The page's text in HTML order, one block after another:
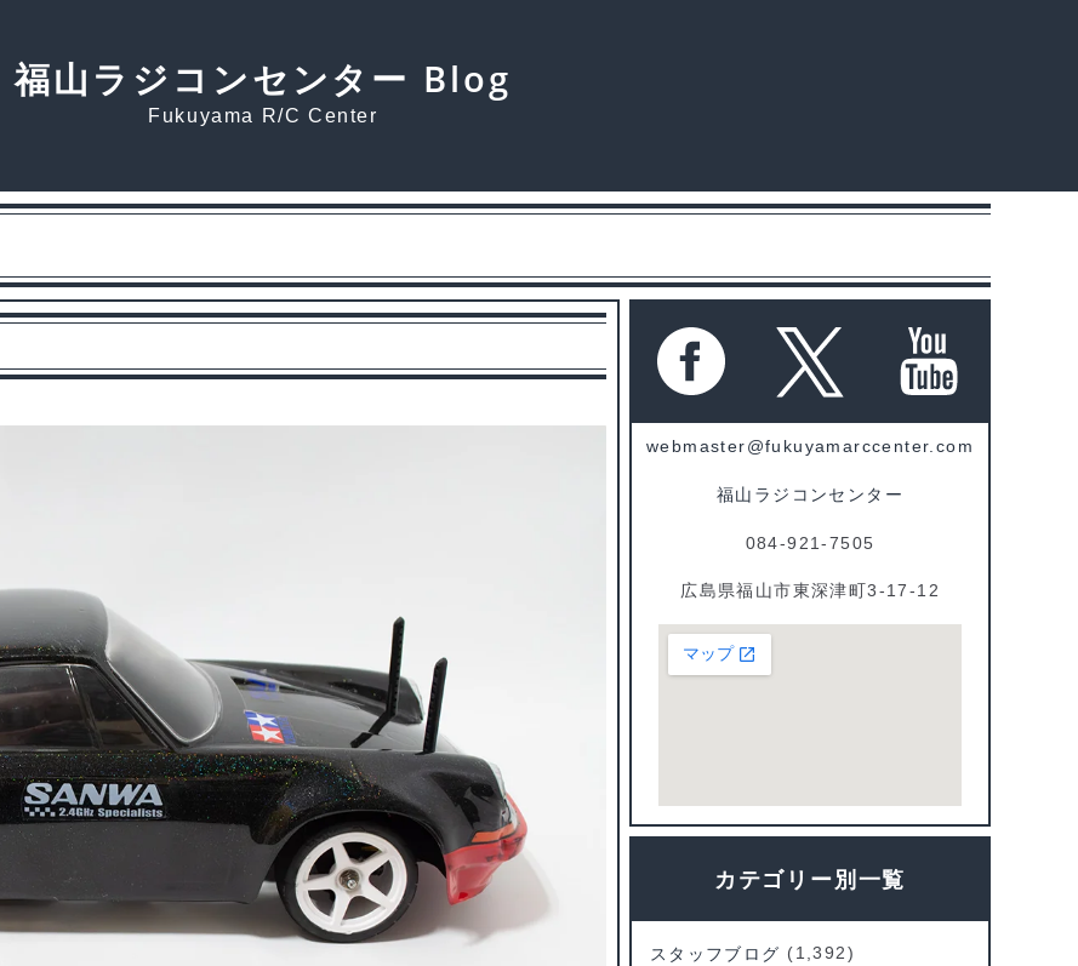
福山ラジコンセンター Blog
Fukuyama R/C Center
webmaster@fukuyamarccenter.com
福山ラジコンセンター
084-921-7505
広島県福山市東深津町3-17-12
カテゴリー別一覧
スタッフブログ (1,392)